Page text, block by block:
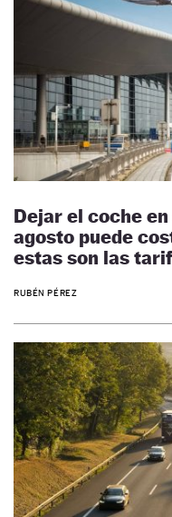
Dejar el coche
agosto puede
estas son las
RUBÉN PÉREZ